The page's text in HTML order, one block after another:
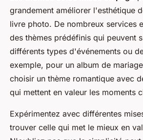
grandement améliorer l'esthétique
livre photo. De nombreux services
des thèmes prédéfinis qui peuvent
différents types d'événements ou
exemple, pour un album de
choisir un thème romantique avec
qui mettent en valeur les moments
Expérimentez avec différentes
trouver celle qui met le mieux en